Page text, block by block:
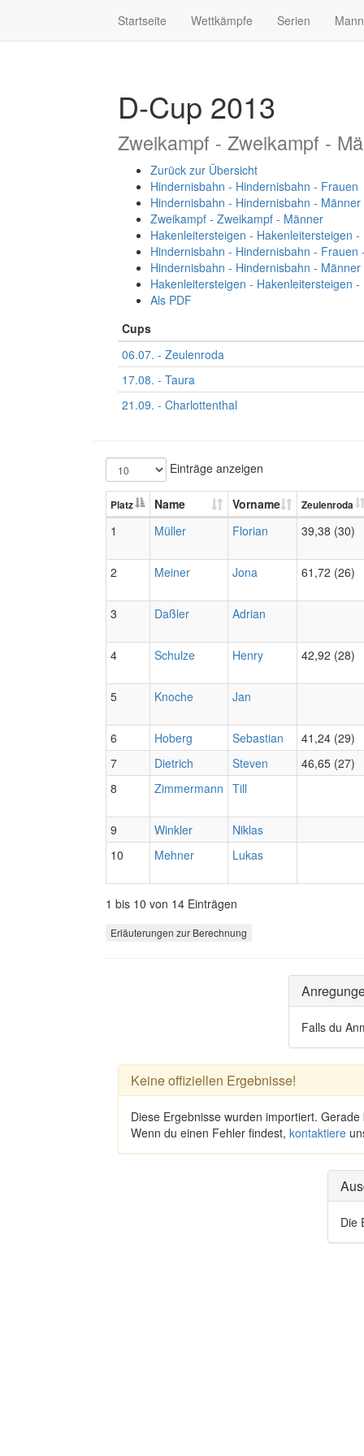
Startseite Wettkämpfe Serien
D-Cup 2013
Zweikampf - Zweikampf -
Zurück zur Übersicht
Hindernisbahn - Hindernisbahn - Frauen
Hindernisbahn - Hindernisbahn - Männer
Zweikampf - Zweikampf - Männer
Hakenleitersteigen - Hakenleitersteigen -
Hindernisbahn - Hindernisbahn - Frauen
Hindernisbahn - Hindernisbahn -
Hakenleitersteigen - Hakenleitersteigen
Als PDF
Cups
06.07. - Zeulenroda
17.08. - Taura
21.09. - Charlottenthal
Einträge anzeigen
Platz Name Vorname Zeulenroda
1 Müller Florian 39,38 (30)
2 Meiner Jona 61,72 (26)
3 Daßler Adrian
4 Schulze Henry 42,92 (28)
5 Knoche Jan
6 Hoberg Sebastian
41,24 (29)
7
Dietrich Steven
46,65 (27)
8
Zimmermann Till
9 Winkler
Niklas
10
Mehner Lukas
1 bis 10 von 14 Einträgen
Erläuterungen zur Berechnung
Falls du
Keine offiziellen Ergebnisse!
Diese Ergebnisse wurden importiert.
Wenn du einen Fehler findest, kontaktiere
Die